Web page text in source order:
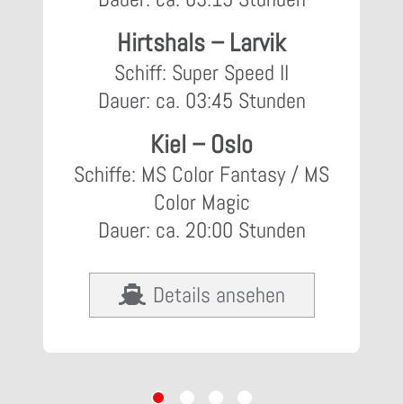
Hirtshals – Larvik
Schiff: Super Speed II
Dauer: ca. 03:45 Stunden
Kiel – Oslo
Schiffe: MS Color Fantasy / MS
Color Magic
Dauer: ca. 20:00 Stunden
Details ansehen